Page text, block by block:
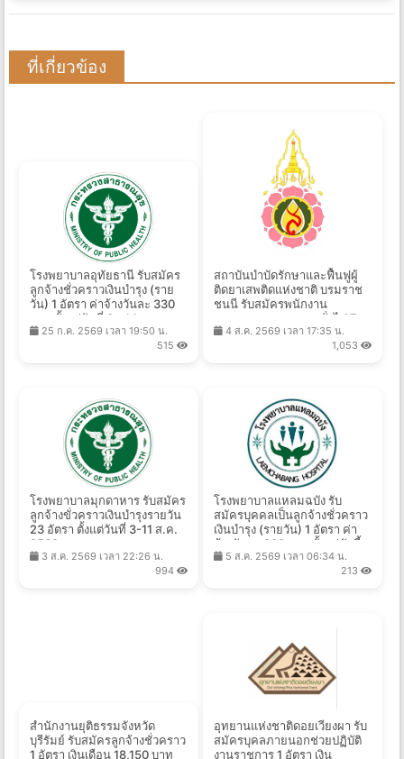
ที่เกี่ยวข้อง
โรงพยาบาลอุทัยธานี รับสมัคร
ลูกจ้างชั่วคราวเงินบำรุง (ราย
วัน) 1 อัตรา ค่าจ้างวันละ 330
บาท ตั้งแต่วันที่ 3 - 14 ส.ค.
256925 ก.ค. 2569 เวลา 19:50 น.
515
สถาบันบำบัดรักษาและฟื้นฟูผู้
ติดยาเสพติดแห่งชาติ บรมราช
ชนนี รับสมัครพนักงาน
กระทรวงสาธารณสุขทั่วไป 7
อัตรา เงินเดือน 8,690 - 18,000
บาท ตั้งแต่วันที่ 10-31 ส.ค.
2569
4 ส.ค. 2569 เวลา 17:35 น.
1,053
โรงพยาบาลมุกดาหาร รับสมัคร
ลูกจ้างขั่วคราวเงินบำรุงรายวัน
23 อัตรา ตั้งแต่วันที่ 3-11 ส.ค.
2569
3 ส.ค. 2569 เวลา 22:26 น.
994
โรงพยาบาลแหลมฉบัง รับ
สมัครบุคคลเป็นลูกจ้างชั่วคราว
เงินบำรุง (รายวัน) 1 อัตรา ค่า
จ้างวันละ 900 บาท ตั้งแต่บัดนี้ -
17 ส.ค. 2569
5 ส.ค. 2569 เวลา 06:34 น.
213
สำนักงานยุติธรรมจังหวัด
บุรีรัมย์ รับสมัครลูกจ้างชั่วคราว
1 อัตรา เงินเดือน 18,150 บาท
อุทยานแห่งชาติดอยเวียงผา รับ
สมัครบุคลภายนอกช่วยปฏิบัติ
งานราชการ 1 อัตรา เงิน